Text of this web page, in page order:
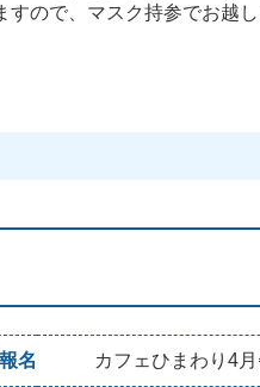
ので、マスク持参でお越
名 カフェひまわり4